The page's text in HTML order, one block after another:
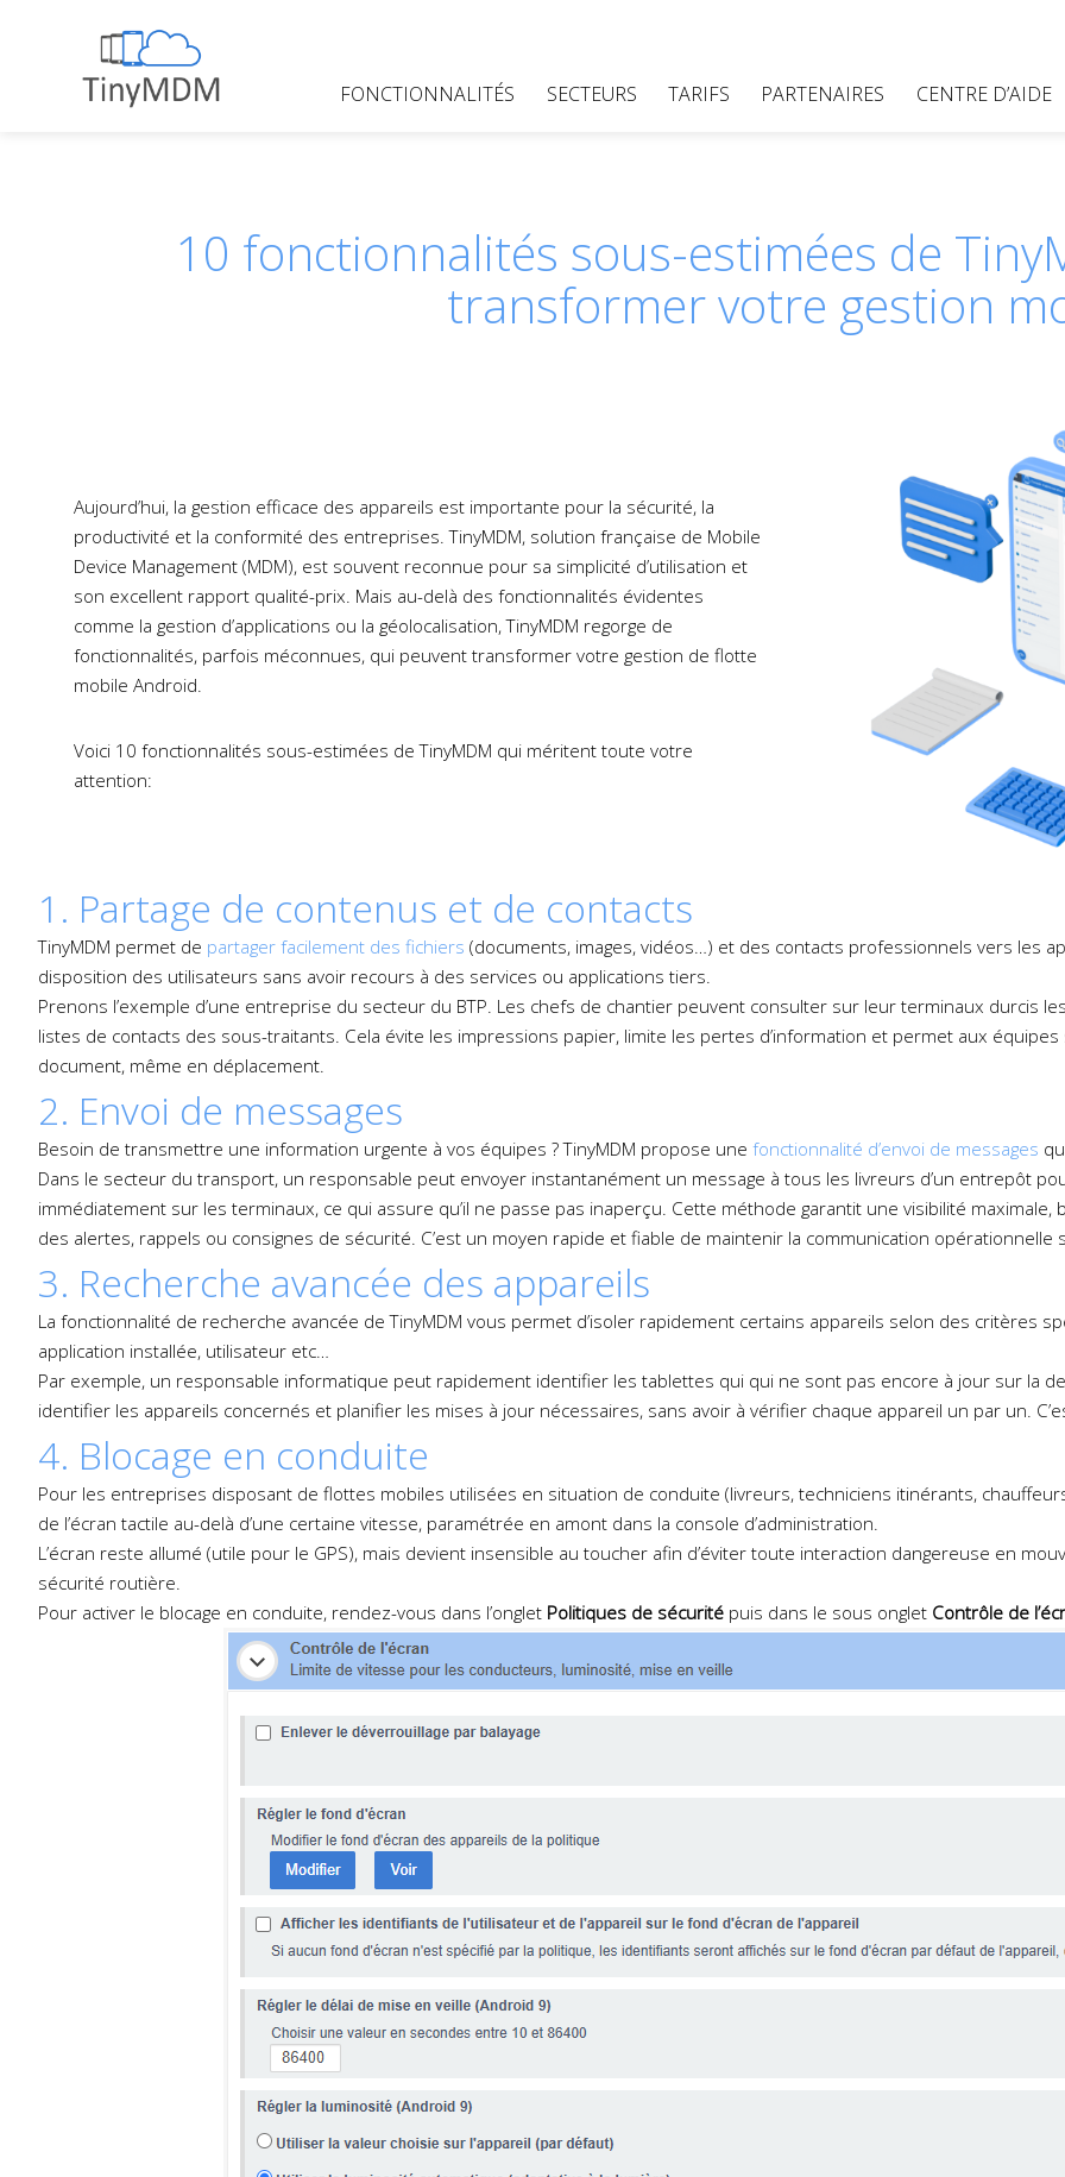
FONCTIONNALITÉS SECTEURS TARIFS PARTENAIRES CENTRE D’AIDE
10 fonctionnalités sous-estimées de
transformer votre gestion
Aujourd’hui, la gestion efficace des appareils est importante pour la sécurité, la
productivité et la conformité des entreprises. TinyMDM, solution française de Mobile
Device Management (MDM), est souvent reconnue pour sa simplicité d’utilisation et
son excellent rapport qualité-prix. Mais au-delà des fonctionnalités évidentes
comme la gestion d’applications ou la géolocalisation, TinyMDM regorge de
fonctionnalités, parfois méconnues, qui peuvent transformer votre gestion de flotte
mobile Android.
Voici 10 fonctionnalités sous-estimées de TinyMDM qui méritent toute votre
attention:
1. Partage de contenus et de contacts
TinyMDM permet de partager facilement des fichiers (documents, images, vidéos…) et des contacts professionnels vers les
disposition des utilisateurs sans avoir recours à des services ou applications tiers.
Prenons l’exemple d’une entreprise du secteur du BTP. Les chefs de chantier peuvent consulter sur leur terminaux durcis
listes de contacts des sous-traitants. Cela évite les impressions papier, limite les pertes d’information et permet aux
document, même en déplacement.
2. Envoi de messages
Besoin de transmettre une information urgente à vos équipes ? TinyMDM propose une fonctionnalité d’envoi de messages
Dans le secteur du transport, un responsable peut envoyer instantanément un message à tous les livreurs d’un entrepôt
immédiatement sur les terminaux, ce qui assure qu’il ne passe pas inaperçu. Cette méthode garantit une visibilité maximale,
des alertes, rappels ou consignes de sécurité. C’est un moyen rapide et fiable de maintenir la communication opérationnelle
3. Recherche avancée des appareils
La fonctionnalité de recherche avancée de TinyMDM vous permet d’isoler rapidement certains appareils selon des critères
application installée, utilisateur etc…
Par exemple, un responsable informatique peut rapidement identifier les tablettes qui qui ne sont pas encore à jour sur la
identifier les appareils concernés et planifier les mises à jour nécessaires, sans avoir à vérifier chaque appareil un par un.
4. Blocage en conduite
Pour les entreprises disposant de flottes mobiles utilisées en situation de conduite (livreurs, techniciens itinérants,
de l’écran tactile au-delà d’une certaine vitesse, paramétrée en amont dans la console d’administration.
L’écran reste allumé (utile pour le GPS), mais devient insensible au toucher afin d’éviter toute interaction dangereuse en
sécurité routière.
Pour activer le blocage en conduite, rendez-vous dans l’onglet Politiques de sécurité puis dans le sous onglet Contrôle de